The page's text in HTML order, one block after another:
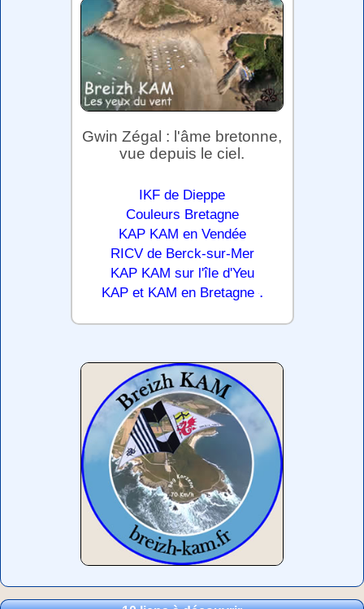
Gwin Zégal : l'âme bretonne,
vue depuis le ciel.
IKF de Dieppe
Couleurs Bretagne
KAP KAM en Vendée
RICV de Berck-sur-Mer
KAP KAM sur l'île d'Yeu
KAP et KAM en Bretagne .